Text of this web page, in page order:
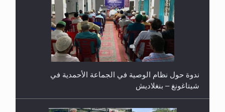
ندوة حول نظام الوصية في الجماعة الأحمدية في
شيتاغونغ – بنغلاديش